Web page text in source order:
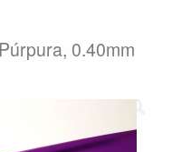
0.40mm